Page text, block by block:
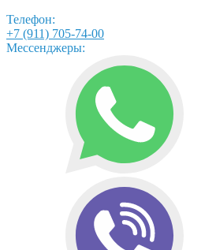
Телефон:
+7 (911) 705-74-00
Мессенджеры: